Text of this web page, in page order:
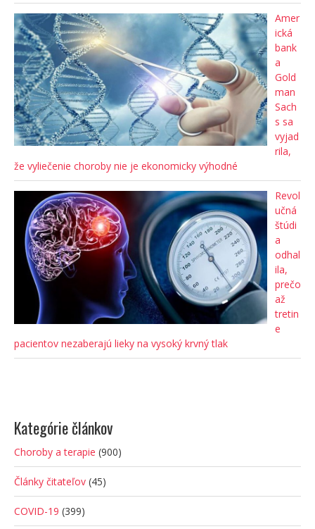
Amer
ická
bank
a
Gold
man
Sach
s sa
vyjad
rila,
že vyliečenie choroby nie je ekonomicky výhodné
Revol
učná
štúdi
a
odhal
ila,
prečo
až
tretin
e
pacientov nezaberajú lieky na vysoký krvný tlak
Kategórie článkov
Choroby a terapie (900)
Články čitateľov (45)
COVID-19 (399)